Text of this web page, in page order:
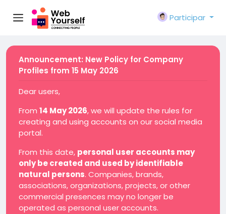
Participar
Announcement: New Policy for Company
Profiles from 15 May 2026
Dear users,
From 14 May 2026, we will update the rules for
creating and using accounts on our social media
portal.
From this date, personal user accounts may
only be created and used by identifiable
natural persons. Companies, brands,
associations, organizations, projects, or other
commercial presences may no longer be
operated as personal user accounts.